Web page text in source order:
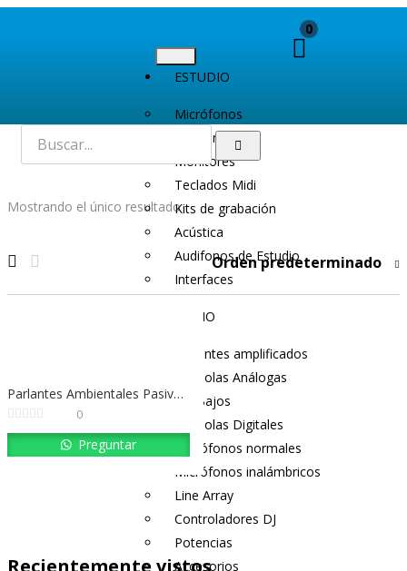
ESTUDIO
Micrófonos
Audífonos
Monitores
Teclados Midi
Kits de grabación
Acústica
Audifonos de Estudio
Interfaces
AUDIO
Parlantes amplificados
Consolas Análogas
SubBajos
Consolas Digitales
Micrófonos normales
Micrófonos inalámbricos
Line Array
Controladores DJ
Potencias
Accesorios
0
Mostrando el único resultado
Orden predeterminado
Parlantes Ambientales Pasivos England Sound ES-A8T2B | Sonido Potente y Profesional
0
Preguntar
Recientemente vistos